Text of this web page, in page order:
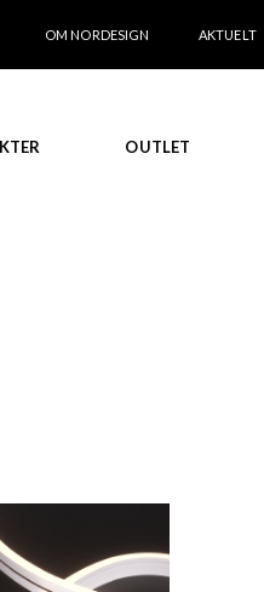
OM NORDESIGN AKTUELT
OUTLET